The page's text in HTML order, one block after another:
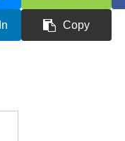
Copy